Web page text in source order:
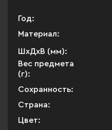
Год:
Материал:
ШхДхВ (мм):
Вес предмета
(г):
Сохранность:
Страна:
Цвет: